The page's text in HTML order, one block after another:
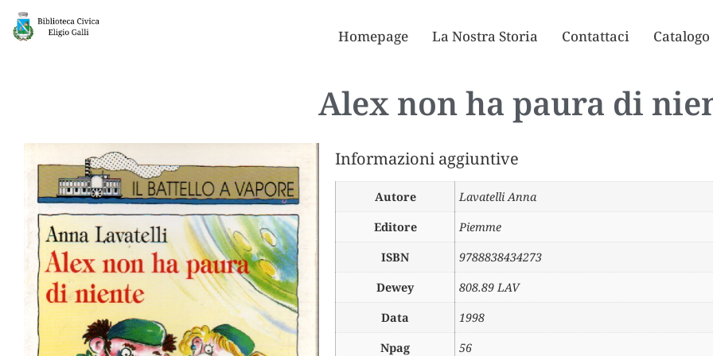
Homepage La Nostra Storia Contattaci Catalogo
Alex non ha paura di
Informazioni aggiuntive
Autore
Lavatelli Anna
Editore
Piemme
ISBN
9788838434273
Dewey
808.89 LAV
Data
1998
Npag
56